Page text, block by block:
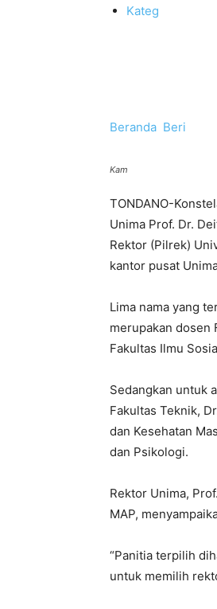
Kateg
Beranda Beri
Kam
TONDANO-
Unima Prof. Dr.
Rektor (Pilrek)
kantor pusat
Lima nama yang
merupakan dosen
Fakultas Ilmu
Sedangkan untuk
Fakultas Teknik,
dan Kesehatan
dan Psikologi.
Rektor Unima,
MAP,
“Panitia terpilih
untuk memilih